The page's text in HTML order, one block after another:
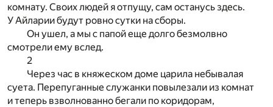
комнату. Своих людей я отпущу, сам останусь здесь.
У Айларии будут ровно сутки на сборы.
Он ушел, а мы с папой еще долго безмолвно
смотрели ему вслед.
2
Через час в княжеском доме царила небывалая
суета. Перепуганные служанки повылезали из комнат
и теперь взволнованно бегали по коридорам,